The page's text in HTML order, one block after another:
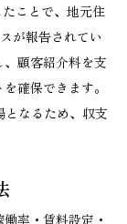
ことで、地元住
が報告されてい
顧客紹介料を支
確保できます。
となるため、収支
率・賃料設定・